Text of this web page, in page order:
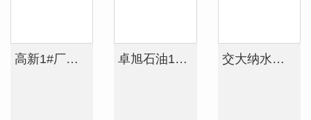
高新1#厂房工程案例 卓旭石油1#2#厂房工程案例 交大纳水实验室工程案例